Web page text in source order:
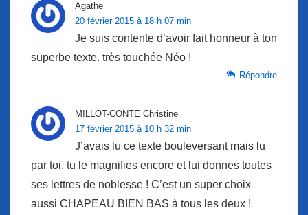
Agathe
20 février 2015 à 18 h 07 min
Je suis contente d’avoir fait honneur à ton
superbe texte. très touchée Néo !
Répondre
MILLOT-CONTE Christine
17 février 2015 à 10 h 32 min
J’avais lu ce texte bouleversant mais lu
par toi, tu le magnifies encore et lui donnes toutes
ses lettres de noblesse ! C’est un super choix
aussi CHAPEAU BIEN BAS à tous les deux !